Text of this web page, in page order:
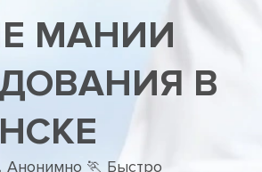
Кодирование методом
Лечение алкоголизма
Лечение алкоголизма
Лечение алкоголизма в
Лечение женского
Подростковый алкоголизм
МАНИИ
В
Анонимно 🏃 Быстро